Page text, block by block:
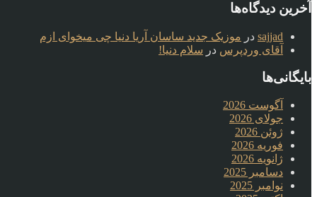
آخرین دیدگاه‌ها
sajjad در موزیک جدید ساسان آریا دنیا چی میخوای ازم
آقای وردپرس در سلام دنیا!
بایگانی‌ها
آگوست 2026
جولای 2026
ژوئن 2026
فوریه 2026
ژانویه 2026
دسامبر 2025
نوامبر 2025